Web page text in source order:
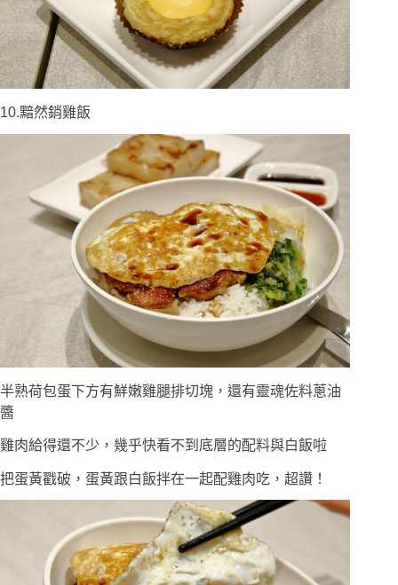
10.黯然銷雞飯
半熟荷包蛋下方有鮮嫩雞腿排切塊，還有靈魂佐料蔥油
醬
雞肉給得還不少，幾乎快看不到底層的配料與白飯啦
把蛋黃戳破，蛋黃跟白飯拌在一起配雞肉吃，超讚！